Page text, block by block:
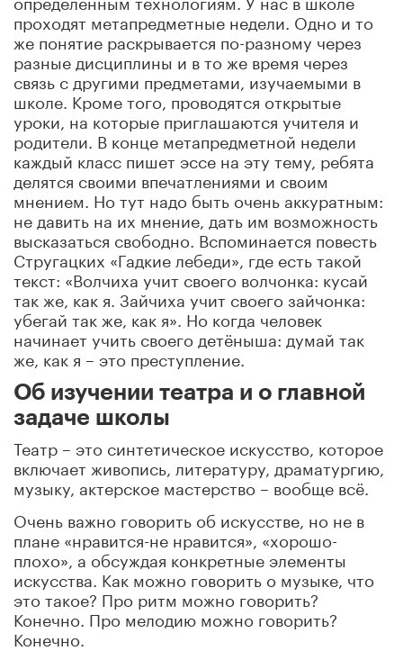
проходят метапредметные недели. Одно и то
же понятие раскрывается по-разному через
разные дисциплины и в то же время через
связь с другими предметами, изучаемыми в
школе. Кроме того, проводятся открытые
уроки, на которые приглашаются учителя и
родители. В конце метапредметной недели
каждый класс пишет эссе на эту тему, ребята
делятся своими впечатлениями и своим
мнением. Но тут надо быть очень аккуратным:
не давить на их мнение, дать им возможность
высказаться свободно. Вспоминается повесть
Стругацких «Гадкие лебеди», где есть такой
текст: «Волчиха учит своего волчонка: кусай
так же, как я. Зайчиха учит своего зайчонка:
убегай так же, как я». Но когда человек
начинает учить своего детёныша: думай так
же, как я – это преступление.
Об изучении театра и о главной
задаче школы
Театр – это синтетическое искусство, которое
включает живопись, литературу, драматургию,
музыку, актерское мастерство – вообще всё.
Очень важно говорить об искусстве, но не в
плане «нравится-не нравится», «хорошо-
плохо», а обсуждая конкретные элементы
искусства. Как можно говорить о музыке, что
это такое? Про ритм можно говорить?
Конечно. Про мелодию можно говорить?
Конечно.